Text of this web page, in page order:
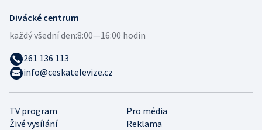
TV program
Pro média
Živé vysílání
Reklama
Divácké centrum
každý všední den:8:00—16:00 hodin
261 136 113
info@ceskatelevize.cz